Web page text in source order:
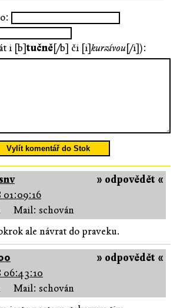
i [b]tučně[/b] či [i]kurzívou[/i]):
Vylít komentář do Stok
» odpovědět «
01:09:16
Mail: schován
ale návrat do praveku.
» odpovědět «
06:43:10
Mail: schován